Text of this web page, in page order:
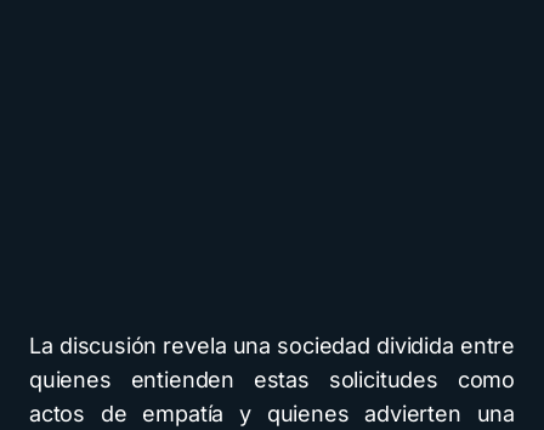
La discusión revela una sociedad dividida entre
quienes entienden estas solicitudes como
actos de empatía y quienes advierten una